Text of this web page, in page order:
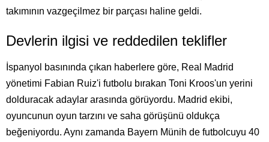
takımının vazgeçilmez bir parçası haline geldi.
Devlerin ilgisi ve reddedilen teklifler
İspanyol basınında çıkan haberlere göre, Real Madrid
yönetimi Fabian Ruiz'i futbolu bırakan Toni Kroos'un yerini
dolduracak adaylar arasında görüyordu. Madrid ekibi,
oyuncunun oyun tarzını ve saha görüşünü oldukça
beğeniyordu. Aynı zamanda Bayern Münih de futbolcuyu 40